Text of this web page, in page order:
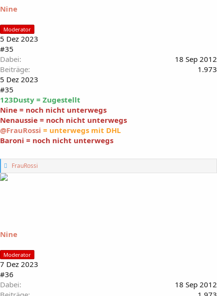
r
Nine
Moderator
5 Dez 2023
#35
Dabei
18 Sep 2012
Beiträge
1.973
5 Dez 2023
#35
123Dusty = Zugestellt
Nine = noch nicht unterwegs
Nenaussie = noch nicht unterwegs
@FrauRossi = unterwegs mit DHL
Baroni = noch nicht unterwegs
G
e
r
FrauRossi
Nine
Moderator
7 Dez 2023
#36
Dabei
18 Sep 2012